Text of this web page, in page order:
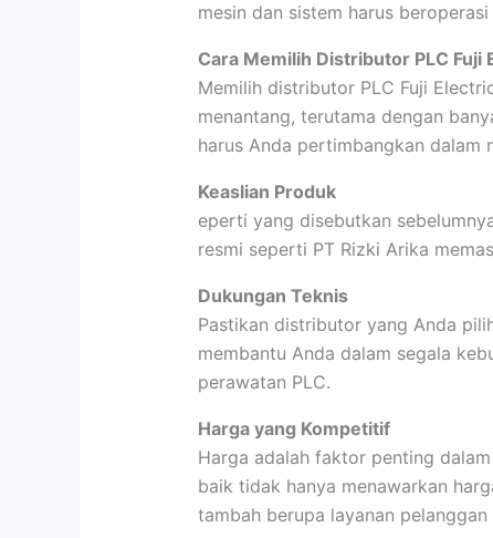
mesin dan sistem harus
Cara Memilih Distributor PLC Fuji
Memilih distributor PLC Fuji
menantang, terutama dengan
harus Anda pertimbangkan dalam
Keaslian Produk
eperti yang disebutkan
resmi seperti PT Rizki Arika
Dukungan Teknis
Pastikan distributor yang Anda
membantu Anda dalam segala
perawatan PLC.
Harga yang Kompetitif
Harga adalah faktor penting
baik tidak hanya menawarkan
tambah berupa layanan